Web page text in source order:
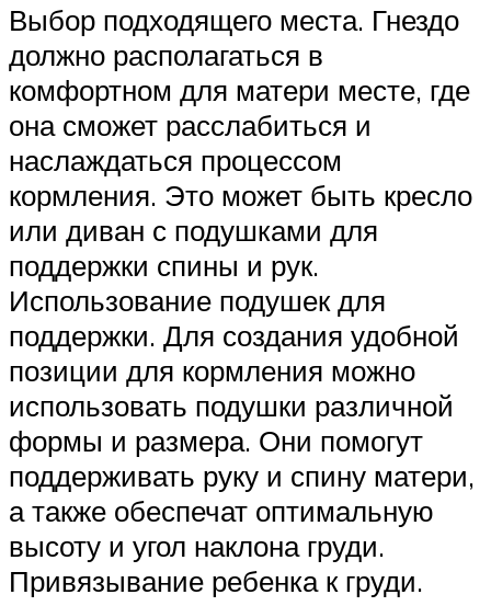
Выбор подходящего места. Гнездо
должно располагаться в
комфортном для матери месте, где
она сможет расслабиться и
наслаждаться процессом
кормления. Это может быть кресло
или диван с подушками для
поддержки спины и рук.
Использование подушек для
поддержки. Для создания удобной
позиции для кормления можно
использовать подушки различной
формы и размера. Они помогут
поддерживать руку и спину матери,
а также обеспечат оптимальную
высоту и угол наклона груди.
Привязывание ребенка к груди.